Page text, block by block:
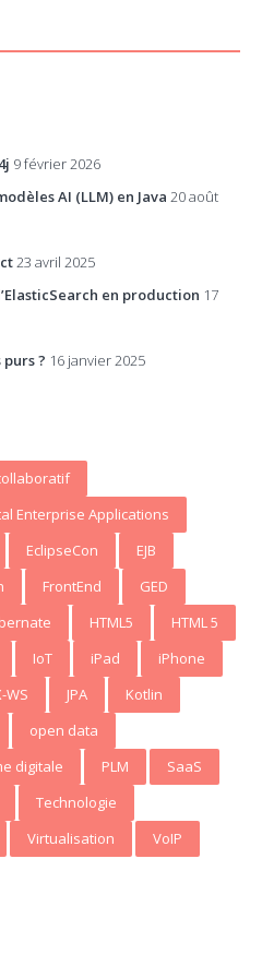
9 février 2026
AI (LLM) en Java 20 août
23 avril 2025
en production 17
? 16 janvier 2025
Enterprise Applications
EclipseCon
EJB
FrontEnd
GED
HTML5
HTML 5
IoT iPad
iPhone
WS JPA
Kotlin
open data
digitale PLM
SaaS
Technologie
Virtualisation
VoIP